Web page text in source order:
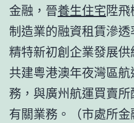
金融，晉養生住宅陞
制造業的融資租賃滲
精特新初創企業發展
共建粵港澳年夜灣區
務，與廣州航運買賣
有關業務。（市處所